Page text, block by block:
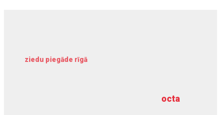
octa
ziedu piegāde rīgā
dziļurbums